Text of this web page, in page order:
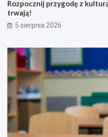
t
u
r
ą
M
K
G
n
i
e
z
n
o
e
d
o
ż
o
k
a
„
S
k
r
z
y
Rozpocznij przygodę z
trwają!
5 sierpnia 2026